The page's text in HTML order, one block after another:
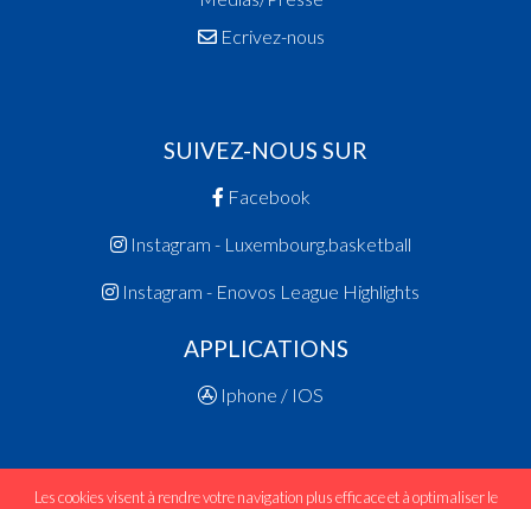
Ecrivez-nous
SUIVEZ-NOUS SUR
Facebook
Instagram - Luxembourg.basketball
Instagram - Enovos League Highlights
APPLICATIONS
Iphone / IOS
Les cookies visent à rendre votre navigation plus efficace et à optimaliser le